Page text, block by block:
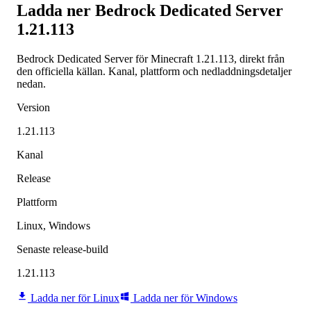
Ladda ner Bedrock Dedicated Server
1.21.113
Bedrock Dedicated Server för Minecraft 1.21.113, direkt från
den officiella källan. Kanal, plattform och nedladdningsdetaljer
nedan.
Version
1.21.113
Kanal
Release
Plattform
Linux, Windows
Senaste release-build
1.21.113
Ladda ner för Linux Ladda ner för Windows